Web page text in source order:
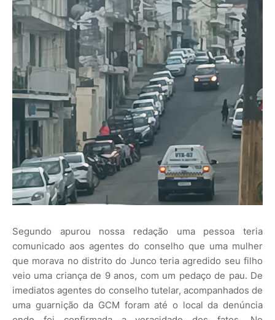
Segundo apurou nossa redação uma pessoa teria
comunicado aos agentes do conselho que uma mulher
que morava no distrito do Junco teria agredido seu filho
veio uma criança de 9 anos, com um pedaço de pau. De
imediatos agentes do conselho tutelar, acompanhados de
uma guarnição da GCM foram até o local da denúncia